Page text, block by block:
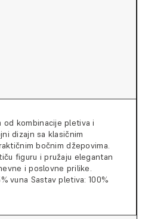
kombinacije pletiva i
dizajn sa klasičnim
bočnim džepovima.
figuru i pružaju elegantan
i poslovne prilike.
vuna Sastav pletiva: 100%